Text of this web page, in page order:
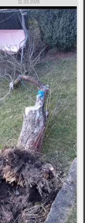
11.03.2026